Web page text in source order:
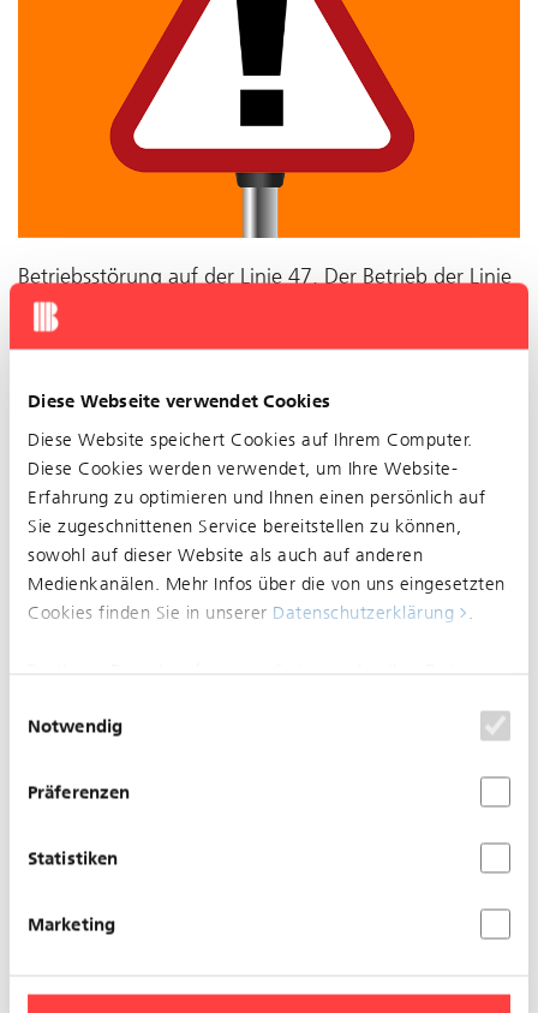
Diese Webseite verwendet Cookies
Diese Website speichert Cookies auf Ihrem Computer.
Diese Cookies werden verwendet, um Ihre Website-
Erfahrung zu optimieren und Ihnen einen persönlich auf
Sie zugeschnittenen Service bereitstellen zu können,
sowohl auf dieser Website als auch auf anderen
Medienkanälen. Mehr Infos über die von uns eingesetzten
Cookies finden Sie in unserer Datenschutzerklärung
optimal zu entsprechen, wird nur ein einzelnes Cookie
treffen müssen.
Notwendig
Präferenzen
Statistiken
Marketing
Betriebsstörung auf der Linie 47. Der Betrieb der Linie
47 ist wegen eines Fussballspiels zwischen Dreispitz
und St. Jakob unterbrochen. Die Linie wird via
derzeit unbekannt.
28.08.2021
Betriebsstörung auf der Linie
64: Die Linie ist im Bereich
Allschwil-Grabenring in beide
Grund: Verkehrsaufkommen
Dauer der Störung: Unbekannt